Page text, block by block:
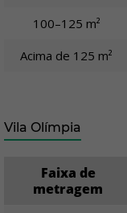
100–125 m²
Acima de 125 m²
Vila Olímpia
Faixa de
metragem